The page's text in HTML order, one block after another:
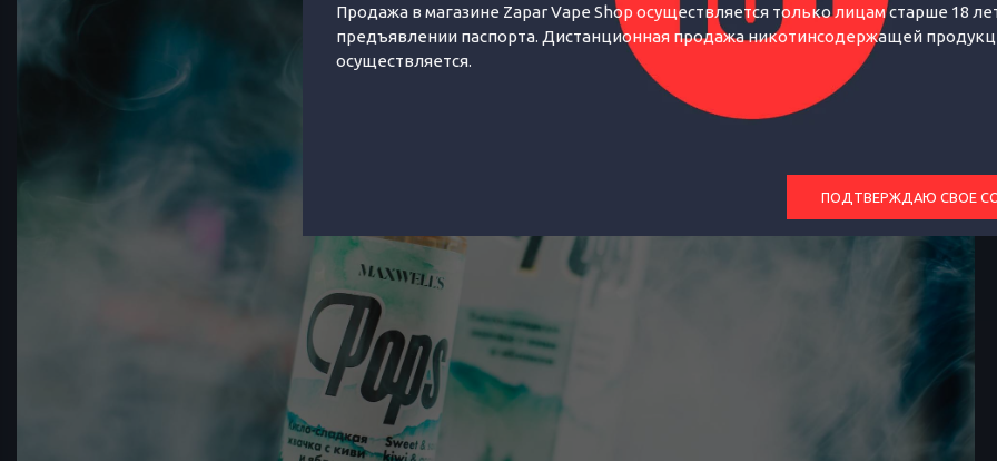
Продажа в магазине Zapar Vape Shop осуществляется только лицам старше 18
предъявлении паспорта. Дистанционная продажа никотинсодержащей
осуществляется.
ПОДТВЕРЖДАЮ СВОЕ